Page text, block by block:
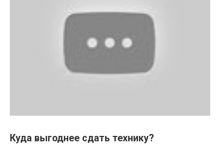
Куда выгоднее сдать технику?